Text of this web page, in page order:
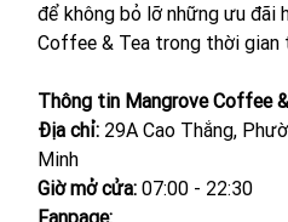
để không bỏ lỡ những ưu đãi
Coffee & Tea trong thời gian
Thông tin Mangrove Coffee
Địa chỉ: 29A Cao Thắng,
Minh
Giờ mở cửa: 07:00 - 22:30